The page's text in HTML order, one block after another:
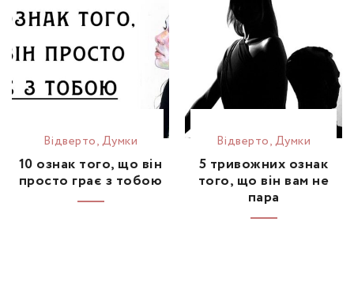
Відвертo,Думки
10 ознак того, що він
просто грає з тобою
Відвертo,Думки
5 тривожних ознак
того, що він вам не
пара